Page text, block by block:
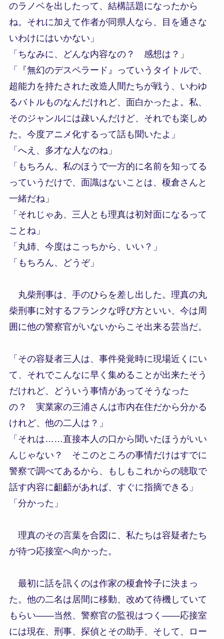
のラノベを出したって、結構話題になったから
ね。それに加えて作者が同県人なら、目を通さな
いわけにはいかない」
「ちなみに、どんな内容なの？ 感想は？」
「『無幻のデスペラード』っていうタイトルで、
超能力を持たされた改造人間たちが戦う、いわゆ
るバトルものなんだけれど、面白かったよ。私、
そのジャンルには疎いんだけど、それでも楽しめ
た。今度アニメ化するって話も聞いたよ」
「へえ、多才な人なのね」
「もちろん、私のほうで一方的に名前を知ってる
っていうだけで、面識はないことは、榎倉さんと
一緒だね」
「それじゃあ、三人とも理真は初対面になるって
ことね」
「丸姉、今度はこっちから、いい？」
「もちろん、どうぞ」
丸柴刑事は、手のひらを差し出した。理真の丸
柴刑事に対するフランクな呼び方といい、今は周
囲に他の警察官がいないからこそ出来る芸当だ。
「その容疑者三人は、事件発覚時に現場近くにい
て、それでこんなに早く集めることが出来たそう
だけれど、どういう事情があってそうなった
の？ 実業家の三浦さんは市内在住だから分かる
けれど、他の二人は？」
「それは……直接本人の口から聞いたほうがいい
んじゃない？ そこのところの事情だけはすでに
警察で調べてあるから、もしもこれからの聴取で
話す内容に齟齬があれば、すぐに指摘できる」
「分かった」
理真のその言葉を合図に、私たちは容疑者たち
が待つ応接室へ向かった。
最初に話を訊くのは作家の榎倉怜子に決まっ
た。他の二名は居間に移動、改めて待機していて
もらい――当然、警察官の監視はつく――応接室
には現在、刑事、探偵とその助手、そして、ロー